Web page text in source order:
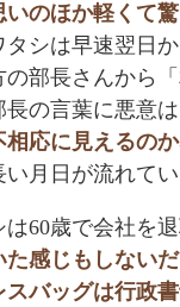
のほか軽くて驚
シは早速翌日
の部長さんから
長の言葉に悪意
相応に見えるの
月日が流れてい
60歳で会社を
感じもしないだ
スバッグは行政